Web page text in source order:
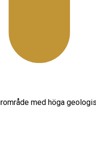
med höga